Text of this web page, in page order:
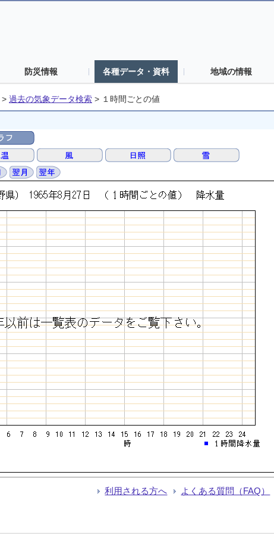
防災情報 各種データ・資料 地域の情報
> 過去の気象データ検索 > １時間ごとの値
利用される方へ よくある質問（FAQ）